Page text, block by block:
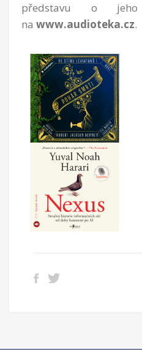
představu o jeho
na www.audioteka.cz.